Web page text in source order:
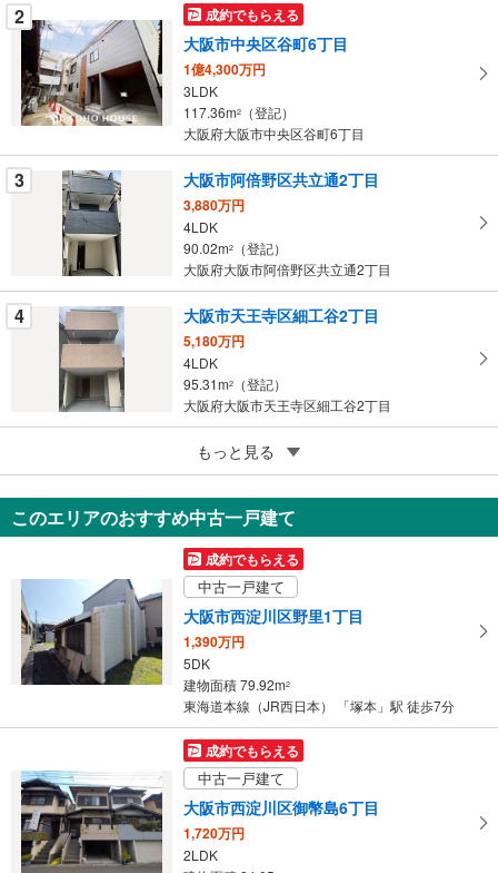
を
マ
ペ
ー
に
保
2 成約でもらえる
大阪市中央区谷町6丁目
1億4,300万円
3LDK
117.36m2
（登記）
大阪府大阪市中央区谷町6丁目
3 大阪市阿倍野区共立通2丁目
3,880万円
4LDK
90.02m2
（登記）
大阪府大阪市阿倍野区共立通2丁目
4 大阪市天王寺区細工谷2丁目
5,180万円
4LDK
95.31m2
（登記）
大阪府大阪市天王寺区細工谷2丁目
成約でもらえる
大阪市淀川区野中南1丁目
6,390万円
4LDK
98.95m2（実測）
大阪府大阪市淀川区野中南1丁目
もっと見る
このエリアのおすすめ中古一戸建て
成約でもらえる
中古一戸建て
大阪市西淀川区野里1丁目
1,390万円
5DK
建物面積 79.92m2
東海道本線（JR西日本） 「塚本」駅 徒歩7分
成約でもらえる
中古一戸建て
大阪市西淀川区御幣島6丁目
1,720万円
2LDK